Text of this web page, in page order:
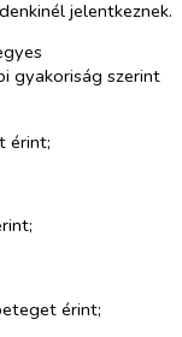
jelentkeznek.
gyakoriság szerint
érint;
érint;